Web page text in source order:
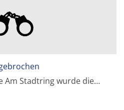
Am Stadtring wurde die…